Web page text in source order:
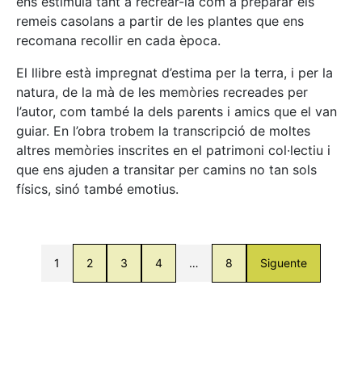
remeis casolans a partir de les plantes que ens
recomana recollir en cada època.
El llibre està impregnat d’estima per la terra, i per la
natura, de la mà de les memòries recreades per
l’autor, com també la dels parents i amics que el van
guiar. En l’obra trobem la transcripció de moltes
altres memòries inscrites en el patrimoni col·lectiu i
que ens ajuden a transitar per camins no tan sols
físics, sinó també emotius.
1 2 3 4 … 8 Siguente